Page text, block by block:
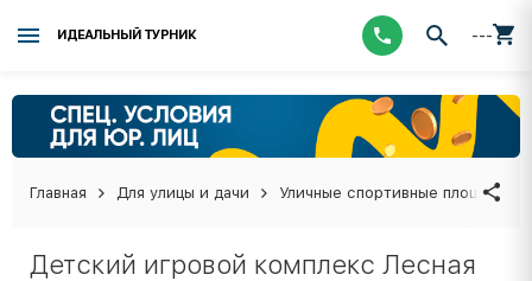
ИДЕАЛЬНЫЙ ТУРНИК ---
Главная Для улицы и дачи Уличные спортивные площадки
Детский игровой комплекс Лесная